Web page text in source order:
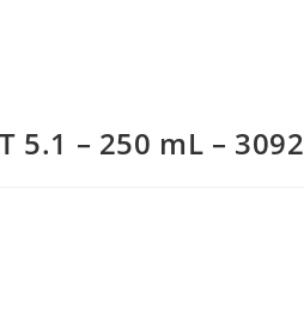
5.1 – 250 mL – 3092